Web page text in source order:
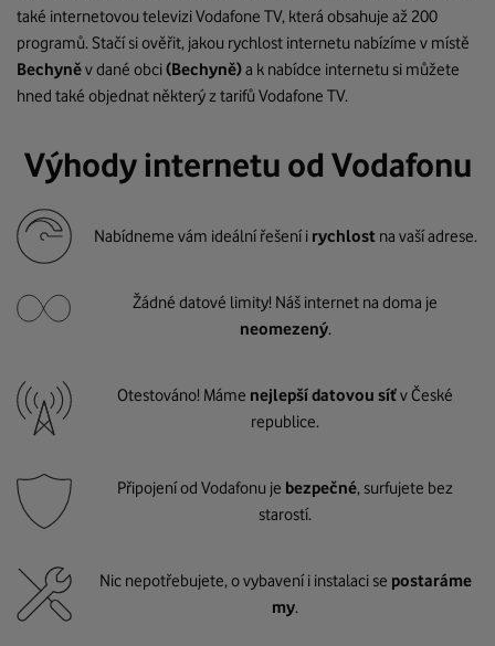
také internetovou televizi Vodafone TV, která obsahuje až 200
programů. Stačí si ověřit, jakou rychlost internetu nabízíme v místě
Bechyněv dané obci(Bechyně)a k nabídce internetu si můžete
hned také objednat některý z tarifů Vodafone TV.
Výhody internetu od Vodafonu
Nabídneme vám ideální řešení i rychlost na vaší adrese.
Žádné datové limity! Náš internet na doma je
neomezený.
Otestováno! Máme nejlepší datovou síťv České
republice.
Připojení od Vodafonu je bezpečné, surfujete bez
starostí.
Nic nepotřebujete, o vybavení i instalaci se postaráme
my.